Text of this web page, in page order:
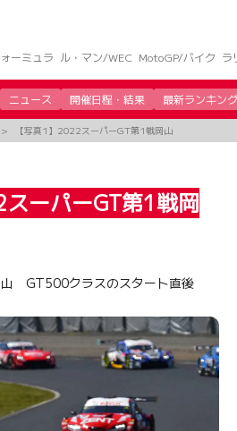
ーミュラ ル・マン/WEC MotoGP/バイク ラ
ニュース 開催日程・結果 最新ランキング
【写真1】2022スーパーGT第1戦岡山
スーパーGT第1戦岡
GT500クラスのスタート直後